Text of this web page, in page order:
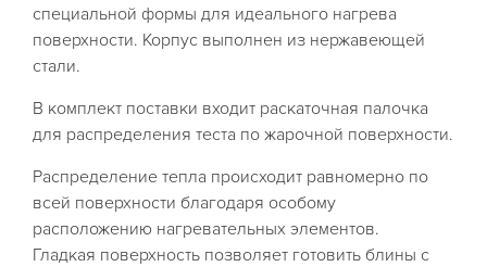
специальной формы для идеального нагрева
поверхности. Корпус выполнен из нержавеющей
стали.
В комплект поставки входит раскаточная палочка
для распределения теста по жарочной поверхности.
Распределение тепла происходит равномерно по
всей поверхности благодаря особому
расположению нагревательных элементов.
Гладкая поверхность позволяет готовить блины с